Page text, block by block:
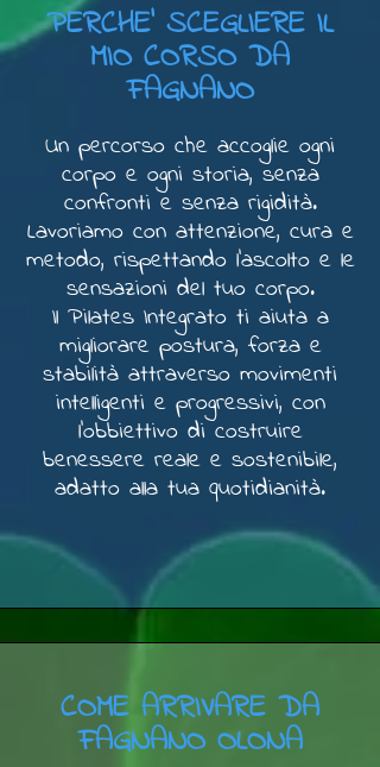
PERCHE' SCEGLIERE IL
MIO CORSO DA
FAGNANO
Un percorso che accoglie ogni
corpo e ogni storia, senza
confronti e senza rigidità.
Lavoriamo con attenzione, cura e
metodo, rispettando l'ascolto e le
sensazioni del tuo corpo.
Il Pilates Integrato ti aiuta a
migliorare postura, forza e
stabilità attraverso movimenti
intelligenti e progressivi, con
l'obbiettivo di costruire
benessere reale e sostenibile,
adatto alla tua quotidianità.
COME ARRIVARE DA
FAGNANO OLONA